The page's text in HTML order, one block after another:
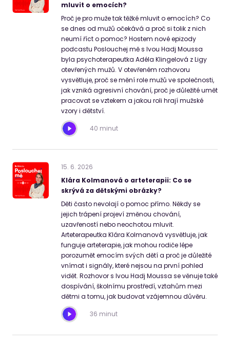
mluvit o emocích?
Proč je pro muže tak těžké mluvit o emocích? Co
se dnes od mužů očekává a proč si tolik z nich
neumí říct o pomoc? Hostem nové epizody
podcastu Poslouchej mě s Ivou Hadj Moussa
byla psychoterapeutka Adéla Klingelová z Ligy
otevřených mužů. V otevřeném rozhovoru
vysvětluje, proč se mění role mužů ve společnosti,
jak vzniká agresivní chování, proč je důležité umět
pracovat se vztekem a jakou roli hrají mužské
vzory i dětství.
40 minut
15. 6. 2026
Klára Kolmanová o arteterapii: Co se
skrývá za dětskými obrázky?
Děti často nevolají o pomoc přímo. Někdy se
jejich trápení projeví změnou chování,
uzavřeností nebo neochotou mluvit.
Arteterapeutka Klára Kolmanová vysvětluje, jak
funguje arteterapie, jak mohou rodiče lépe
porozumět emocím svých dětí a proč je důležité
vnímat i signály, které nejsou na první pohled
vidět. Rozhovor s Ivou Hadj Moussa se věnuje také
dospívání, školnímu prostředí, vztahům mezi
dětmi a tomu, jak budovat vzájemnou důvěru.
36 minut